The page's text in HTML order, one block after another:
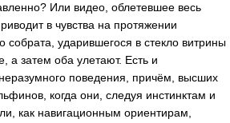
Или видео, облетевшее весь
в чувства на протяжении
собрата, ударившегося в стекло витрины
а затем оба улетают. Есть и
поведения, причём, высших
когда они, следуя инстинктам и
как навигационным ориентирам,